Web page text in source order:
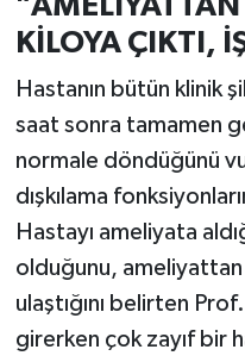
KİLOYA ÇIKTI,
Hastanın bütün klinik
saat sonra tamamen
normale döndüğünü
dışkılama
Hastayı ameliyata
olduğunu,
ulaştığını belirten
girerken çok zayıf bir